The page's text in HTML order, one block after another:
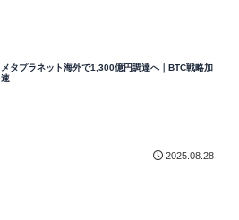
メタプラネット海外で1,300億円調達へ｜BTC戦略加
速
2025.08.28